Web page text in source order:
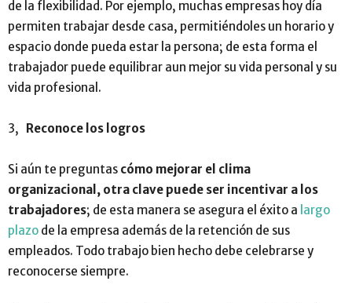
de la flexibilidad. Por ejemplo, muchas empresas hoy día
permiten trabajar desde casa, permitiéndoles un horario y
espacio donde pueda estar la persona; de esta forma el
trabajador puede equilibrar aun mejor su vida personal y su
vida profesional.
3, Reconoce los logros
Si aún te preguntas cómo mejorar el clima
organizacional, otra clave puede ser incentivar a los
trabajadores; de esta manera se asegura el éxito a largo
plazo de la empresa además de la retención de sus
empleados. Todo trabajo bien hecho debe celebrarse y
reconocerse siempre.